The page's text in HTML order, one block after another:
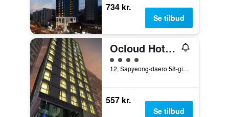
734 kr.
Se tilbud
Ocloud Hotel Gangnam
Vurderet til klasse 4
12, Sapyeong-daero 58-gil, Seocho-gu, Seoul, Sydkorea
557 kr.
Se tilbud